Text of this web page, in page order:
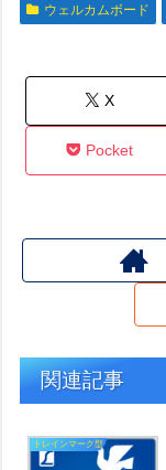
ウェルカムボード
X
Pocket
関連記事
トレインマーク型